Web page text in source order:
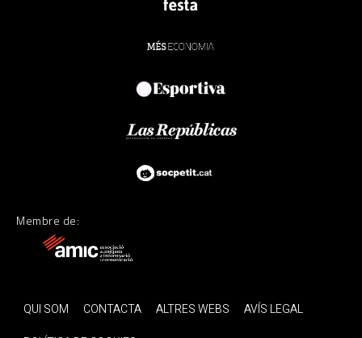
Membre de:
QUI SOM CONTACTA ALTRES WEBS
AVÍS LEGAL